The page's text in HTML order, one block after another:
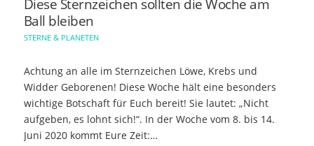
Diese Sternzeichen sollten die Woche am
Ball bleiben
STERNE & PLANETEN
Achtung an alle im Sternzeichen Löwe, Krebs und
Widder Geborenen! Diese Woche hält eine besonders
wichtige Botschaft für Euch bereit! Sie lautet: „Nicht
aufgeben, es lohnt sich!“. In der Woche vom 8. bis 14.
Juni 2020 kommt Eure Zeit:…